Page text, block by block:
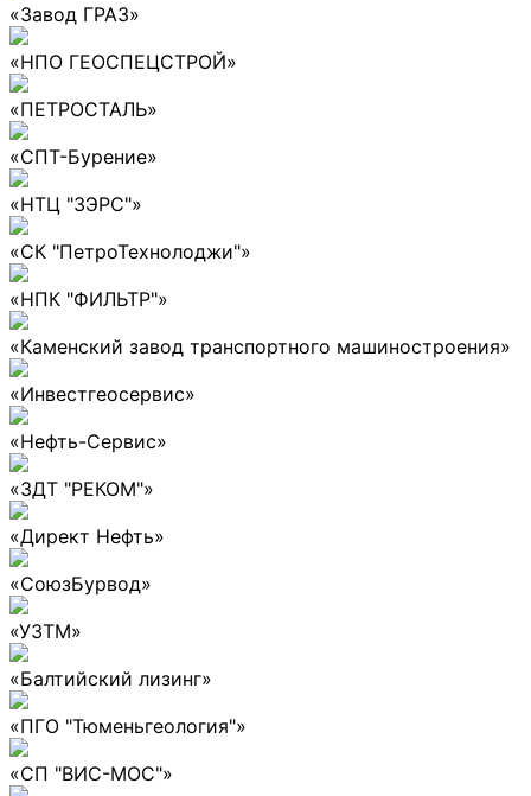
«Завод ГРАЗ»
«НПО ГЕОСПЕЦСТРОЙ»
«ПЕТРОСТАЛЬ»
«СПТ-Бурение»
«НТЦ "ЗЭРС"»
«СК "ПетроТехнолоджи"»
«НПК "ФИЛЬТР"»
«Каменский завод транспортного машиностроения»
«Инвестгеосервис»
«Нефть-Сервис»
«ЗДТ "РЕКОМ"»
«Директ Нефть»
«СоюзБурвод»
«УЗТМ»
«Балтийский лизинг»
«ПГО "Тюменьгеология"»
«СП "ВИС-МОС"»